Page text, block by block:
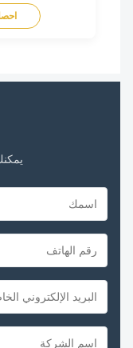
1. Experience and
produce fan motors
احصل
يمكنك